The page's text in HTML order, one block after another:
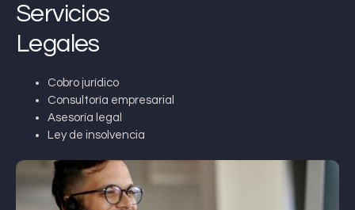
Servicios
Legales
Cobro jurídico
Consultoría empresarial
Asesoría legal
Ley de insolvencia